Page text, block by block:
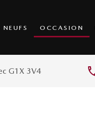
NEUFS OCCASION
G1X 3V4